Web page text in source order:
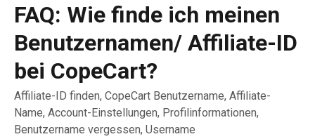
FAQ: Wie finde ich meinen
Benutzernamen/ Affiliate-ID
bei CopeCart?
Affiliate-ID finden, CopeCart Benutzername, Affiliate-
Name, Account-Einstellungen, Profilinformationen,
Benutzername vergessen, Username